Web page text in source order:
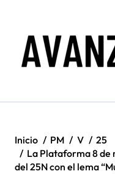
contenido
Inicio PM V
25
La Plataforma 8 de
del 25N con el lema